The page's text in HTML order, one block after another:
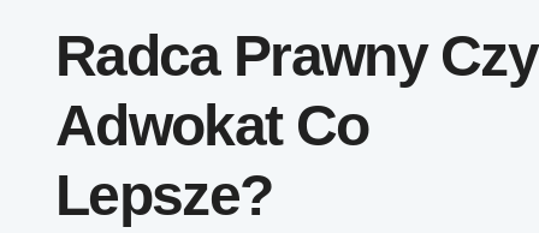
Radca Prawny Czy
Adwokat Co
Lepsze?